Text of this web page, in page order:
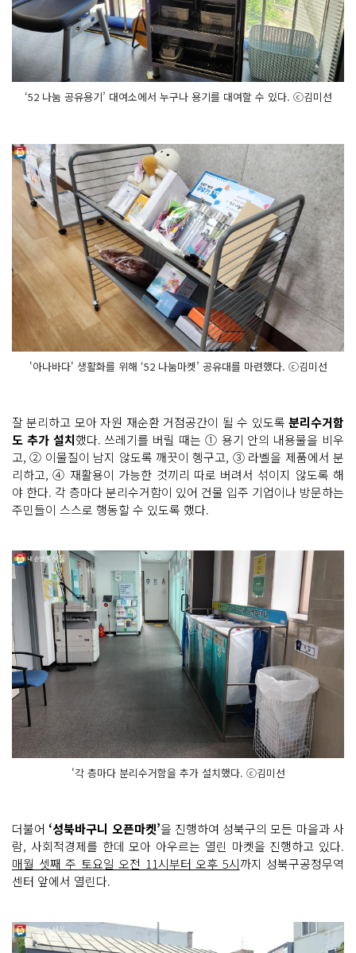
‘52 나눔 공유용기’ 대여소에서 누구나 용기를 대여할 수 있다. ⓒ김미선
'아나바다' 생활화를 위해 ‘52 나눔마켓’ 공유대를 마련했다. ⓒ김미선
잘 분리하고 모아 자원 재순환 거점공간이 될 수 있도록 분리수거함
도 추가 설치했다. 쓰레기를 버릴 때는 ① 용기 안의 내용물을 비우
고, ② 이물질이 남지 않도록 깨끗이 헹구고, ③ 라벨을 제품에서 분
리하고, ④ 재활용이 가능한 것끼리 따로 버려서 섞이지 않도록 해
야 한다. 각 층마다 분리수거함이 있어 건물 입주 기업이나 방문하는
주민들이 스스로 행동할 수 있도록 했다.
'각 층마다 분리수거함을 추가 설치했다. ⓒ김미선
더불어 ‘성북바구니 오픈마켓’을 진행하여 성북구의 모든 마을과 사
람, 사회적경제를 한데 모아 아우르는 열린 마켓을 진행하고 있다.
매월 셋째 주 토요일 오전 11시부터 오후 5시까지 성북구공정무역
센터 앞에서 열린다.